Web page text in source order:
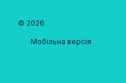
© 2026
Мобільна версія